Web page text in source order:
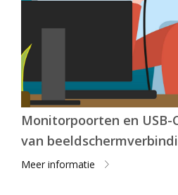
Monitorpoorten en USB-
van
Meer informatie